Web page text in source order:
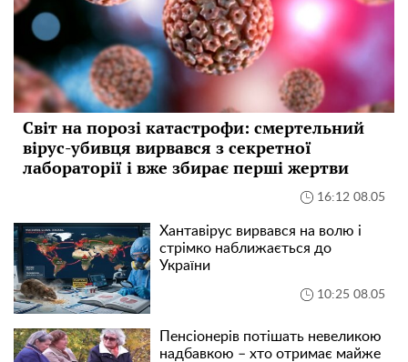
Світ на порозі катастрофи: смертельний
вірус-убивця вирвався з секретної
лабораторії і вже збирає перші жертви
16:12 08.05
Хантавірус вирвався на волю і
стрімко наближається до
України
10:25 08.05
Пенсіонерів потішать невеликою
надбавкою – хто отримає майже